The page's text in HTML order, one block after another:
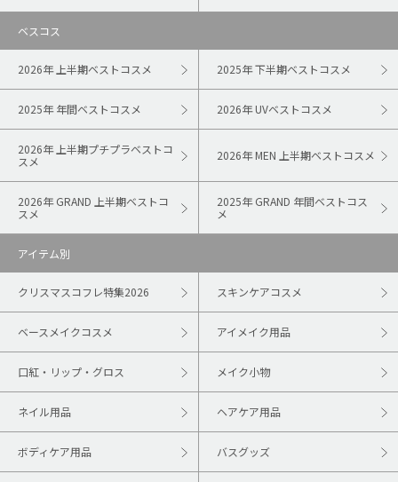
ベスコス
2026年 上半期ベストコスメ 2025年 下半期ベストコスメ
2025年 年間ベストコスメ 2026年 UVベストコスメ
2026年 上半期プチプラベストコ
スメ
2026年 MEN 上半期ベストコスメ
2026年 GRAND 上半期ベストコ
スメ
2025年 GRAND 年間ベストコス
メ
アイテム別
クリスマスコフレ特集2026 スキンケアコスメ
ベースメイクコスメ アイメイク用品
口紅・リップ・グロス メイク小物
ネイル用品 ヘアケア用品
ボディケア用品 バスグッズ